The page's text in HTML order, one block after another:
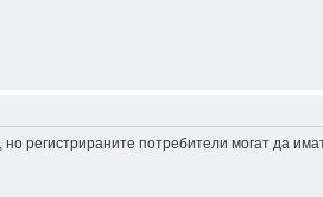
регистрираните потребители могат да